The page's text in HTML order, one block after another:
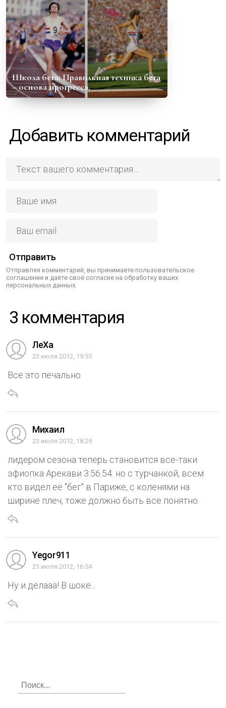
Школа бега: Правильная техника бега
– основа прогресса.
Добавить комментарий
Отправить
Отправляя комментарий, вы принимаете пользовательское
соглашение и даёте своё согласие на обработку ваших
персональных данных.
3 комментария
ЛеХа
23 июля 2012, 19:55
Все это печально
Михаил
23 июля 2012, 18:29
лидером сезона теперь становится все-таки
эфиопка Арекави 3:56.54. но с турчанкой, всем
кто видел её "бег" в Париже, с коленями на
ширине плеч, тоже должно быть все понятно.
Yegor911
23 июля 2012, 16:54
Ну и делааа! В шоке...